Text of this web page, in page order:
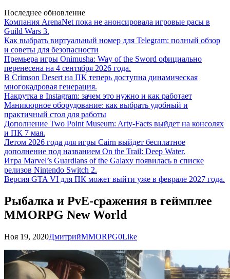
Последнее обновление
Компания ArenaNet пока не анонсировала игровые расы в
Guild Wars 3.
Как выбрать виртуальный номер для Telegram: полный обзор
и советы для безопасности
Премьера игры Onimusha: Way of the Sword официально
перенесена на 4 сентября 2026 года.
В Crimson Desert на ПК теперь доступна динамическая
многокадровая генерация.
Накрутка в Instagram: зачем это нужно и как работает
Маникюрное оборудование: как выбрать удобный и
практичный стол для работы
Дополнение Two Point Museum: Arty-Facts выйдет на консолях
и ПК 7 мая.
Летом 2026 года для игры Cairn выйдет бесплатное
дополнение под названием On the Trail: Deep Water.
Игра Marvel’s Guardians of the Galaxy появилась в списке
релизов Nintendo Switch 2.
Версия GTA VI для ПК может выйти уже в феврале 2027 года.
Рыбалка и PvE-сражения в геймплее
MMORPG New World
Ноя 19, 2020ДмитрийMMORPG0Like